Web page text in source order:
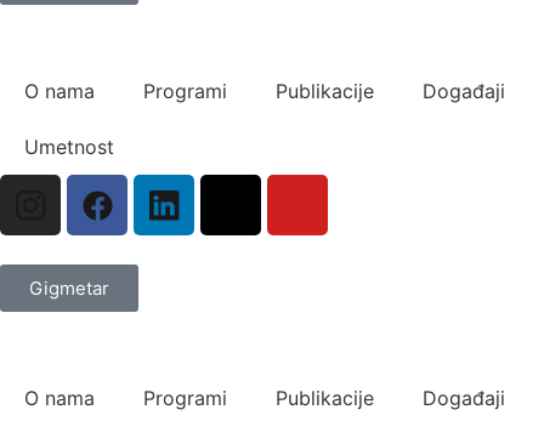
O nama Programi Publikacije Događaji
Umetnost
Gigmetar
O nama Programi Publikacije Događaji